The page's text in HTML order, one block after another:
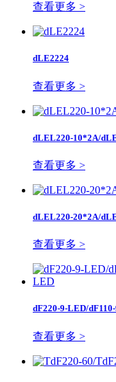
查看更多 >
dLE2224
查看更多 >
dLEL220-10*2A/
查看更多 >
dLEL220-20*2A/
查看更多 >
dF220-9-LED/
查看更多 >